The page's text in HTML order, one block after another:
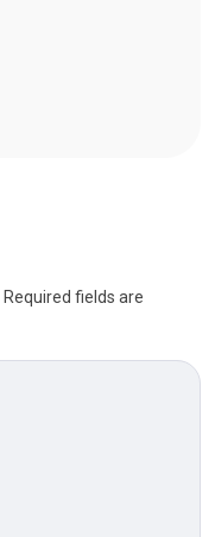
Required fields are